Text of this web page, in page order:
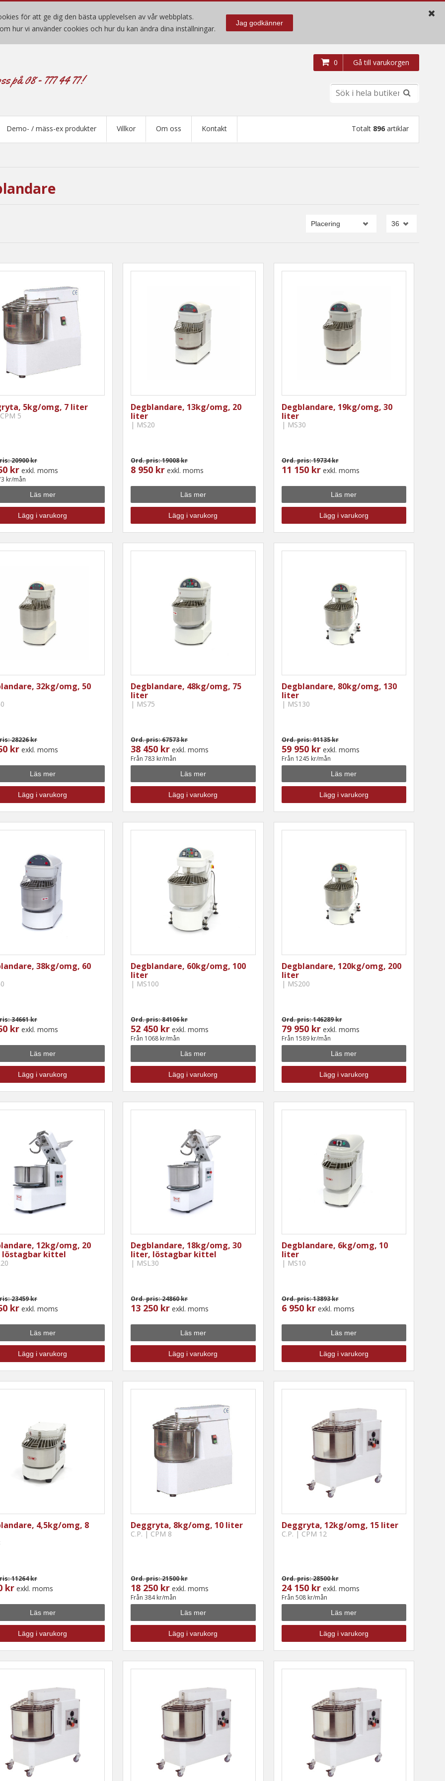
för att ge dig den bästa upplevelsen av vår webbplats.
hur vi använder cookies och hur du kan ändra dina inställningar.
Jag godkänner
på 08 - 777 44 77!
Gå till varukorgen
0
Demo- / mäss-ex produkter Villkor Om oss Kontakt Totalt 896 artiklar
5kg/omg, 7 liter
5
20900 kr
kr exkl. moms
kr/mån
Läs mer
Lägg i varukorg
Degblandare, 13kg/omg, 20
liter
| MS20
Ord. pris: 19008 kr
8 950 kr exkl. moms
Läs mer
Lägg i varukorg
Degblandare, 19kg/omg, 30
liter
| MS30
Ord. pris: 19734 kr
11 150 krexkl. moms
Läs mer
Lägg i varukorg
32kg/omg, 50
28226 kr
kr exkl. moms
Läs mer
Lägg i varukorg
Degblandare, 48kg/omg, 75
liter
| MS75
Ord. pris: 67573 kr
38 450 kr exkl. moms
Från 783 kr/mån
Läs mer
Lägg i varukorg
Degblandare, 80kg/omg, 130
liter
| MS130
Ord. pris: 91135 kr
59 950 krexkl. moms
Från 1245 kr/mån
Läs mer
Lägg i varukorg
38kg/omg, 60
34661 kr
kr exkl. moms
Läs mer
Lägg i varukorg
Degblandare, 60kg/omg, 100
liter
| MS100
Ord. pris: 84106 kr
52 450 kr exkl. moms
Från 1068 kr/mån
Läs mer
Lägg i varukorg
Degblandare, 120kg/omg, 200
liter
| MS200
Ord. pris: 146289 kr
79 950 krexkl. moms
Från 1589 kr/mån
Läs mer
Lägg i varukorg
12kg/omg, 20
kittel
23459 kr
kr exkl. moms
Läs mer
Lägg i varukorg
Degblandare, 18kg/omg, 30
liter, löstagbar kittel
| MSL30
Ord. pris: 24860 kr
13 250 kr exkl. moms
Läs mer
Lägg i varukorg
Degblandare, 6kg/omg, 10
liter
| MS10
Ord. pris: 13893 kr
6 950 krexkl. moms
Läs mer
Lägg i varukorg
4,5kg/omg, 8
11264 kr
kr exkl. moms
Läs mer
Lägg i varukorg
Deggryta, 8kg/omg, 10 liter
C.P. | CPM 8
Ord. pris: 21500 kr
18 250 kr exkl. moms
Från 384 kr/mån
Läs mer
Lägg i varukorg
Deggryta, 12kg/omg, 15 liter
C.P. | CPM 12
Ord. pris: 28500 kr
24 150 krexkl. moms
Från 508 kr/mån
Läs mer
Lägg i varukorg